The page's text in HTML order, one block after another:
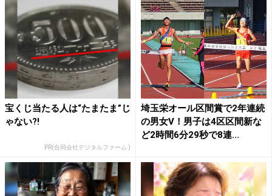
宝くじ当たる人は“たまたま”じ
ゃない?!
PR(合同会社デジタルファーム )
埼玉栄オール区間賞で2年連続
の男女V！男子は4区区間新な
ど2時間6分29秒で8連...